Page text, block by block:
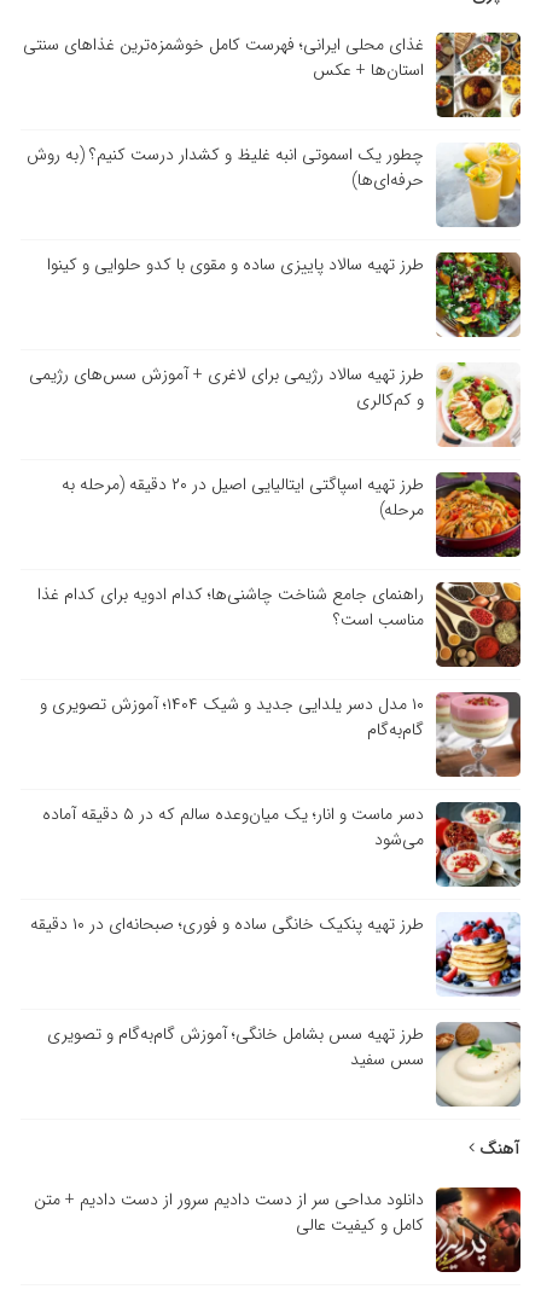
غذای محلی ایرانی؛ فهرست کامل خوشمزه‌ترین غذاهای سنتی
استان‌ها + عکس
چطور یک اسموتی انبه غلیظ و کشدار درست کنیم؟ (به روش
حرفه‌ای‌ها)
طرز تهیه سالاد پاییزی ساده و مقوی با کدو حلوایی و کینوا
طرز تهیه سالاد رژیمی برای لاغری + آموزش سس‌های رژیمی
و کم‌کالری
طرز تهیه اسپاگتی ایتالیایی اصیل در ۲۰ دقیقه (مرحله به
مرحله)
راهنمای جامع شناخت چاشنی‌ها؛ کدام ادویه برای کدام غذا
مناسب است؟
۱۰ مدل دسر یلدایی جدید و شیک ۱۴۰۴؛ آموزش تصویری و
گام‌به‌گام
دسر ماست و انار؛ یک میان‌وعده سالم که در ۵ دقیقه آماده
می‌شود
طرز تهیه پنکیک خانگی ساده و فوری؛ صبحانه‌ای در ۱۰ دقیقه
طرز تهیه سس بشامل خانگی؛ آموزش گام‌به‌گام و تصویری
سس سفید
آهنگ
دانلود مداحی سر از دست دادیم سرور از دست دادیم + متن
کامل و کیفیت عالی